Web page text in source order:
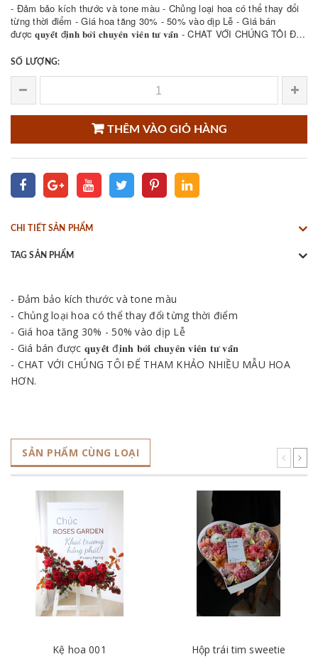
- Đảm bảo kích thước và tone màu - Chủng loại hoa có thể thay đổi
từng thời điểm - Giá hoa tăng 30% - 50% vào dịp Lễ - Giá bán
được 𝐪𝐮𝐲𝐞̂́𝐭 đ𝐢̣𝐧𝐡 𝐛𝐨̛̉𝐢 𝐜𝐡𝐮𝐲𝐞̂𝐧 𝐯𝐢𝐞̂𝐧 𝐭𝐮̛ 𝐯𝐚̂́𝐧 - CHAT VỚI CHÚNG TÔI ĐỂ
SỐ LƯỢNG:
THÊM VÀO GIỎ HÀNG
CHI TIẾT SẢN PHẨM
TAG SẢN PHẨM
- Đảm bảo kích thước và tone màu
- Chủng loại hoa có thể thay đổi từng thời điểm
- Giá hoa tăng 30% - 50% vào dịp Lễ
- Giá bán được 𝐪𝐮𝐲𝐞̂́𝐭 đ𝐢̣𝐧𝐡 𝐛𝐨̛̉𝐢 𝐜𝐡𝐮𝐲𝐞̂𝐧 𝐯𝐢𝐞̂𝐧 𝐭𝐮̛ 𝐯𝐚̂́𝐧
- CHAT VỚI CHÚNG TÔI ĐỂ THAM KHẢO NHIỀU MẪU HOA
HƠN.
SẢN PHẨM CÙNG LOẠI
Kệ hoa 001 Hộp trái tim sweetie